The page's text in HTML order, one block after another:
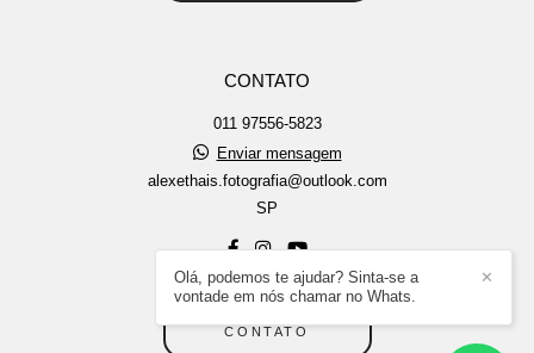
CONTATO
011 97556-5823
Enviar mensagem
alexethais.fotografia@outlook.com
SP
CONTATO
✕
Olá, podemos te ajudar? Sinta-se a
vontade em nós chamar no Whats.